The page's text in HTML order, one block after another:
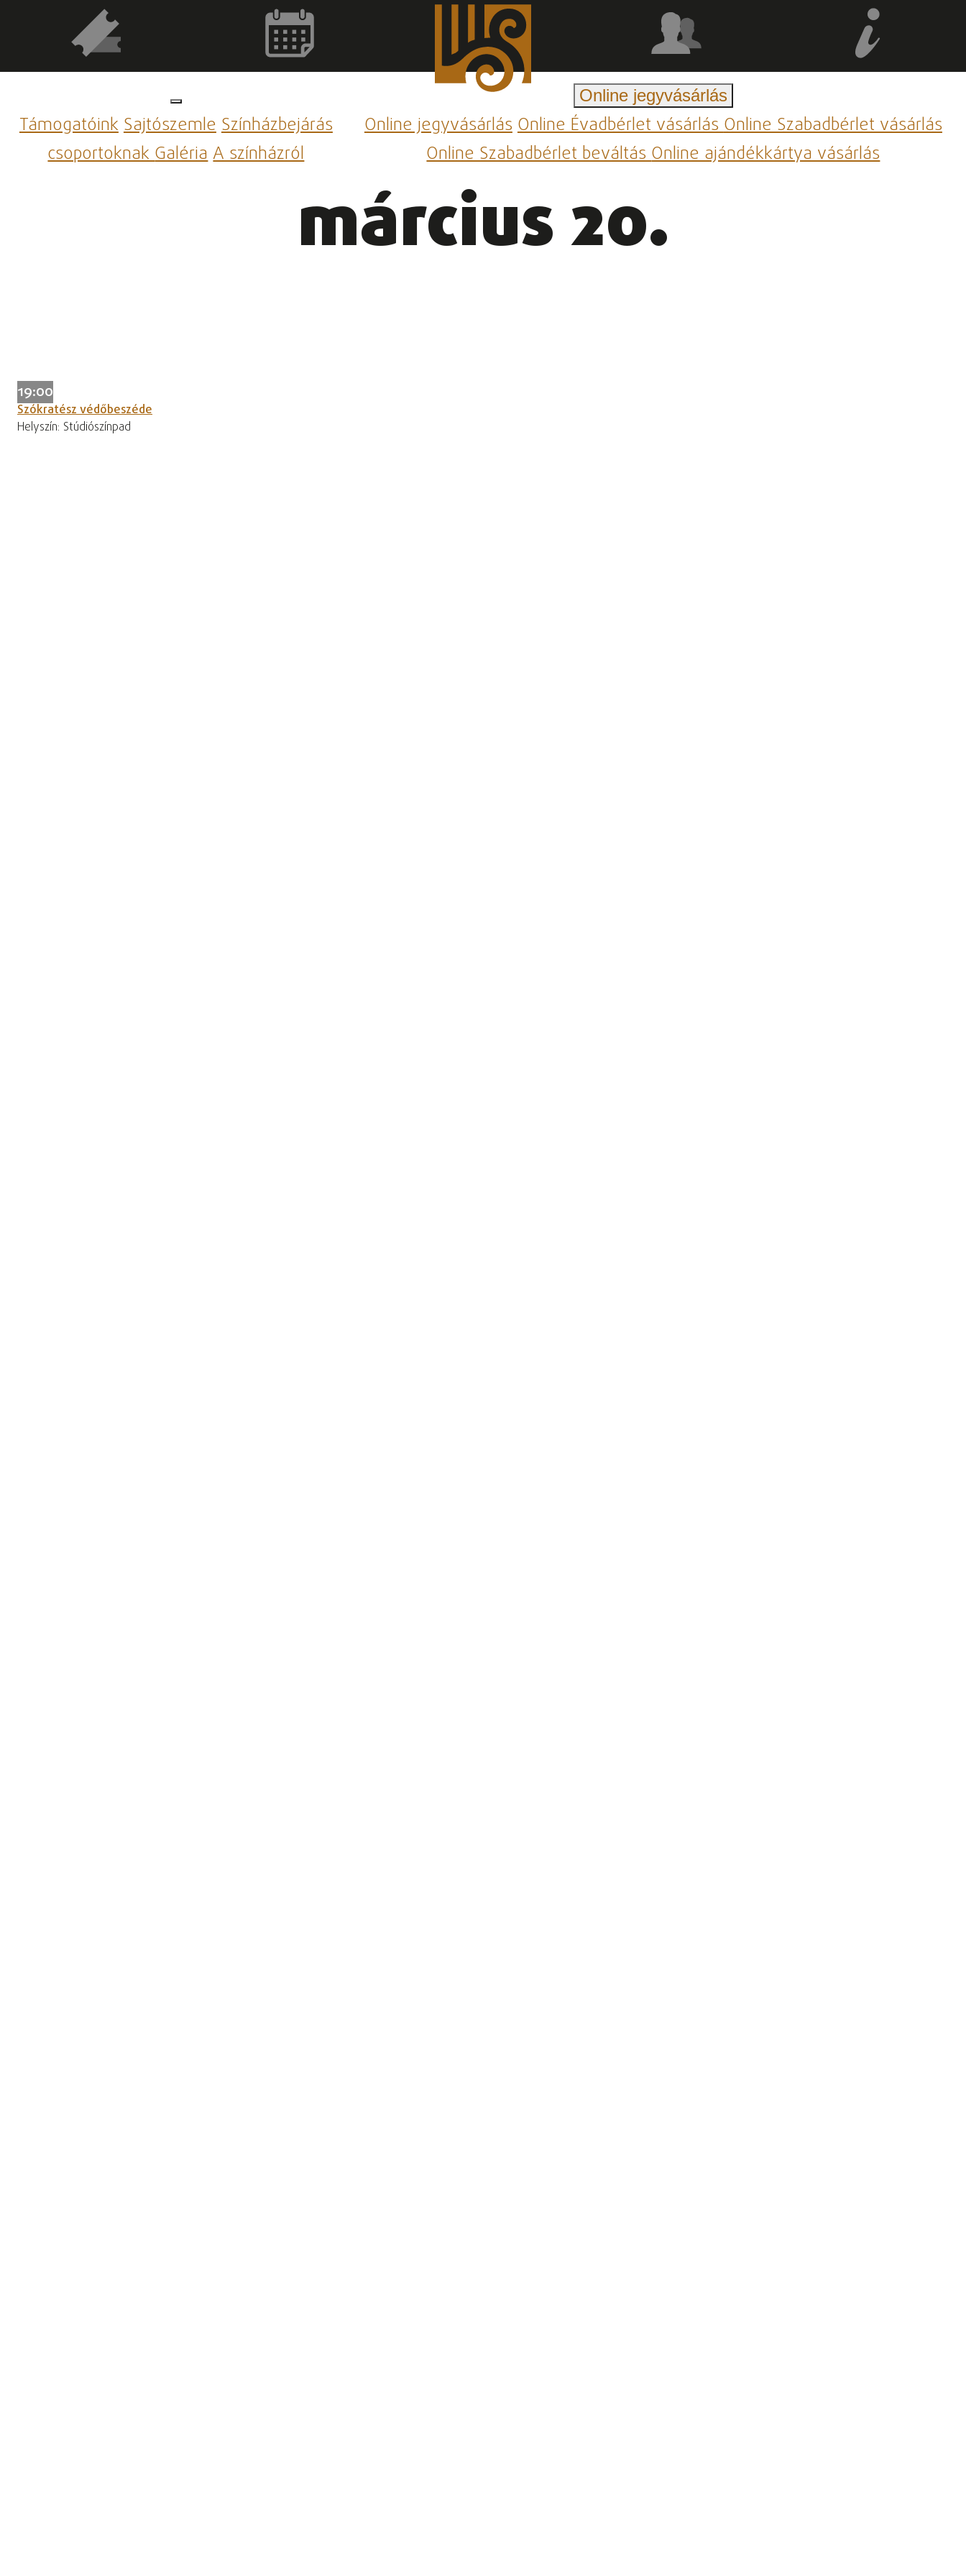
TámogatóinkSajtószemleSzínházbejárás
csoportoknakGalériaA színházról
Online jegyvásárlás
Online jegyvásárlásOnline Évadbérlet vásárlásOnline Szabadbérlet vásárlás
Online Szabadbérlet beváltásOnline ajándékkártya vásárlás
március 20.
19:00
Szókratész védőbeszéde
Helyszín: Stúdiószínpad